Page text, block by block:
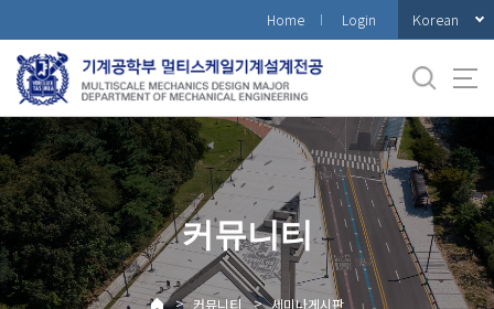
로
메
뉴
Home Login Korean
커뮤니티
> 커뮤니티 > 세미나게시판